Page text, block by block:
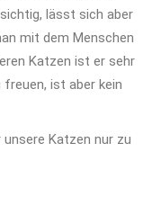
lässt sich aber
mit dem Menschen
Katzen ist er sehr
freuen, ist aber kein
Katzen nur zu